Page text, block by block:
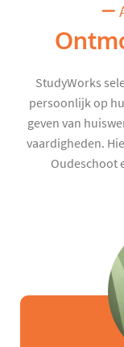
StudyWorks
persoonlijk op
geven van
vaardigheden.
Oudeschoot